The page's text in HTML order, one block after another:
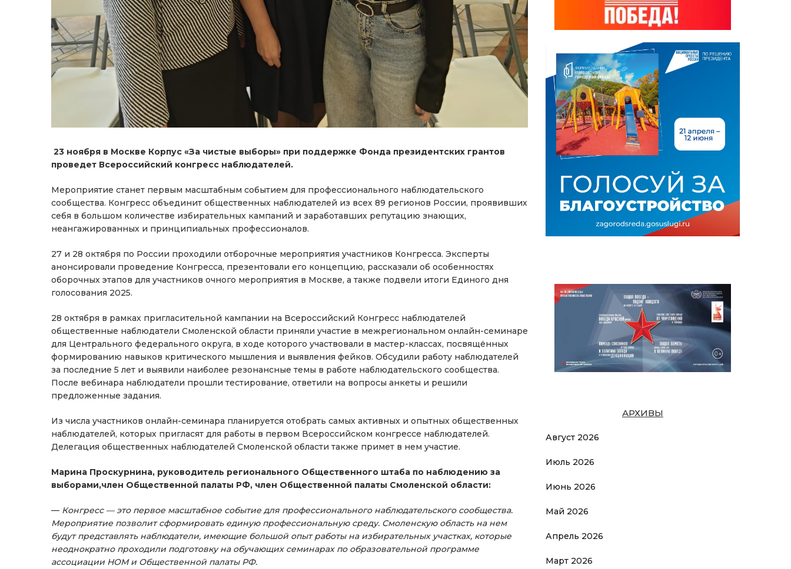
23 ноября в Москве Корпус «За чистые выборы» при поддержке Фонда президентских грантов
проведет Всероссийский конгресс наблюдателей.
Мероприятие станет первым масштабным событием для профессионального наблюдательского
сообщества. Конгресс объединит общественных наблюдателей из всех 89 регионов России, проявивших
себя в большом количестве избирательных кампаний и заработавших репутацию знающих,
неангажированных и принципиальных профессионалов.
27 и 28 октября по России проходили отборочные мероприятия участников Конгресса. Эксперты
анонсировали проведение Конгресса, презентовали его концепцию, рассказали об особенностях
оборочных этапов для участников очного мероприятия в Москве, а также подвели итоги Единого дня
голосования 2025.
28 октября в рамках пригласительной кампании на Всероссийский Конгресс наблюдателей
общественные наблюдатели Смоленской области приняли участие в межрегиональном онлайн-семинаре
для Центрального федерального округа, в ходе которого участвовали в мастер-классах, посвящённых
формированию навыков критического мышления и выявления фейков. Обсудили работу наблюдателей
за последние 5 лет и выявили наиболее резонансные темы в работе наблюдательского сообщества.
После вебинара наблюдатели прошли тестирование, ответили на вопросы анкеты и решили
предложенные задания.
Из числа участников онлайн-семинара планируется отобрать самых активных и опытных общественных
наблюдателей, которых пригласят для работы в первом Всероссийском конгрессе наблюдателей.
Делегация общественных наблюдателей Смоленской области также примет в нем участие.
Марина Проскурнина, руководитель регионального Общественного штаба по наблюдению за
выборами,член Общественной палаты РФ, член Общественной палаты Смоленской области:
— Конгресс — это первое масштабное событие для профессионального наблюдательского сообщества.
Мероприятие позволит сформировать единую профессиональную среду. Смоленскую область на нем
будут представлять наблюдатели, имеющие большой опыт работы на избирательных участках, которые
неоднократно проходили подготовку на обучающих семинарах по образовательной программе
ассоциации НОМ и Общественной палаты РФ.
АРХИВЫ
Август 2026
Июль 2026
Июнь 2026
Май 2026
Апрель 2026
Март 2026